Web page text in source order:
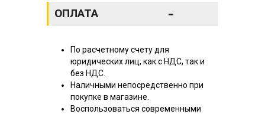
ОПЛАТА -
По расчетному счету для
юридических лиц, как с НДС, так и
без НДС.
Наличными непосредственно при
покупке в магазине.
Воспользоваться современными